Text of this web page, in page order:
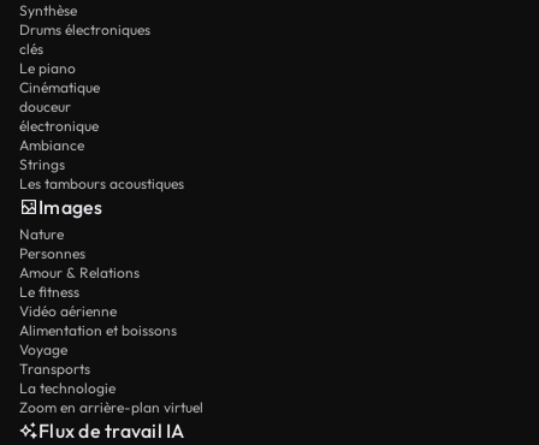
Synthèse
Drums électroniques
clés
Le piano
Cinématique
douceur
électronique
Ambiance
Strings
Les tambours acoustiques
Images
Nature
Personnes
Amour & Relations
Le fitness
Vidéo aérienne
Alimentation et boissons
Voyage
Transports
La technologie
Zoom en arrière-plan virtuel
Flux de travail IA